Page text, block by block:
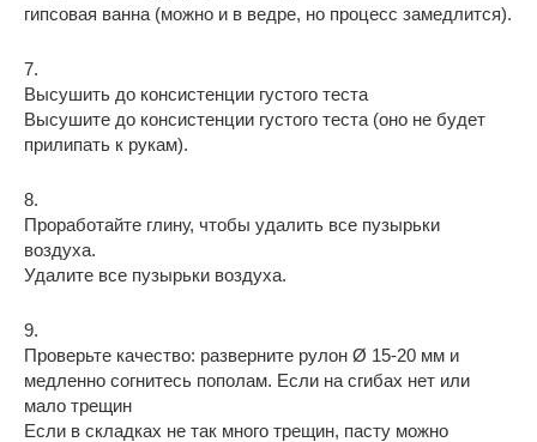
гипсовая ванна (можно и в ведре, но процесс замедлится).
7.
Высушить до консистенции густого теста
Высушите до консистенции густого теста (оно не будет
прилипать к рукам).
8.
Проработайте глину, чтобы удалить все пузырьки
воздуха.
Удалите все пузырьки воздуха.
9.
Проверьте качество: разверните рулон Ø 15-20 мм и
медленно согнитесь пополам. Если на сгибах нет или
мало трещин
Если в складках не так много трещин, пасту можно